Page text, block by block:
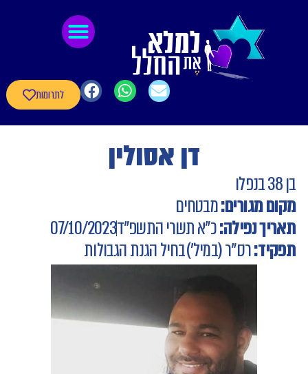
לתרומות
דן אסולין
בן 38 בנפלו
מקום מגורים:מבטחים
תאריך נפילה:כ"א תשרי התשפ"ד07/10/2023
תפקיד:רס"ר (במיל')בחיל הגנת הגבולות